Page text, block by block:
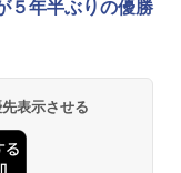
５年半ぶりの優勝
表示させる